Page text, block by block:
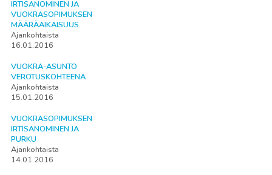
IRTISANOMINEN JA
VUOKRASOPIMUKSEN
MÄÄRÄAIKAISUUS
Ajankohtaista
16.01.2016
VUOKRA-ASUNTO
VEROTUSKOHTEENA
Ajankohtaista
15.01.2016
VUOKRASOPIMUKSEN
IRTISANOMINEN JA
PURKU
Ajankohtaista
14.01.2016